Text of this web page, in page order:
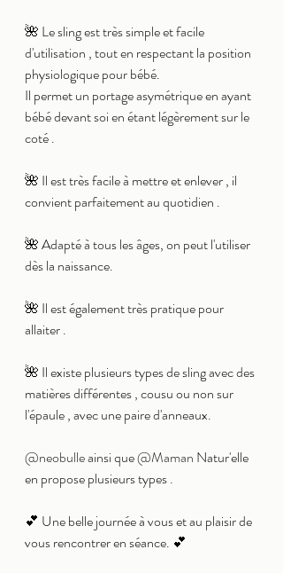
🌺 Le sling est très simple et facile
d'utilisation , tout en respectant la position
physiologique pour bébé.
Il permet un portage asymétrique en ayant
bébé devant soi en étant légèrement sur le
coté .
🌺 Il est très facile à mettre et enlever , il
convient parfaitement au quotidien .
🌺 Adapté à tous les âges, on peut l'utiliser
dès la naissance.
🌺 Il est également très pratique pour
allaiter .
🌺 Il existe plusieurs types de sling avec des
matières différentes , cousu ou non sur
l'épaule , avec une paire d'anneaux.
@neobulle ainsi que @Maman Natur'elle
en propose plusieurs types .
💕 Une belle journée à vous et au plaisir de
vous rencontrer en séance. 💕